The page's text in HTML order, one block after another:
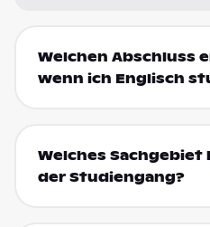
Welchen Abschluss
wenn ich Englisch
Welches
der Studiengang?